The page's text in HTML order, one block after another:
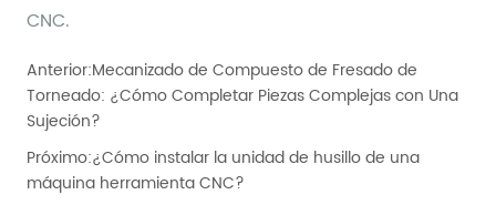
Anterior:Mecanizado de Compuesto de Fresado de
Torneado: ¿Cómo Completar Piezas Complejas con Una
Sujeción?
Próximo:¿Cómo instalar la unidad de husillo de una
máquina herramienta CNC?